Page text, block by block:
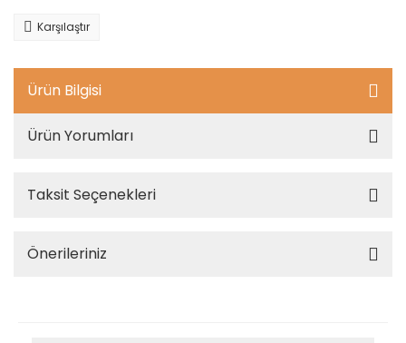
Karşılaştır
Ürün Bilgisi
Ürün Yorumları
Taksit Seçenekleri
Önerileriniz